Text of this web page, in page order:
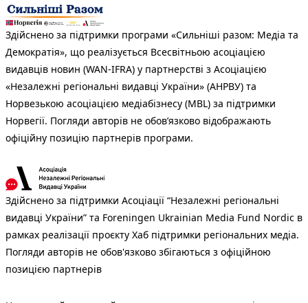
Здійснено за підтримки програми «Сильніші разом: Медіа та
Демократія», що реалізується Всесвітньою асоціацією
видавців новин (WAN-IFRA) у партнерстві з Асоціацією
«Незалежні регіональні видавці України» (АНРВУ) та
Норвезькою асоціацією медіабізнесу (MBL) за підтримки
Норвегії. Погляди авторів не обов’язково відображають
офіційну позицію партнерів програми.
Здійснено за підтримки Асоціації “Незалежні регіональні
видавці України” та Foreningen Ukrainian Media Fund Nordic в
рамках реалізації проєкту Хаб підтримки регіональних медіа.
Погляди авторів не обов'язково збігаються з офіційною
позицією партнерів